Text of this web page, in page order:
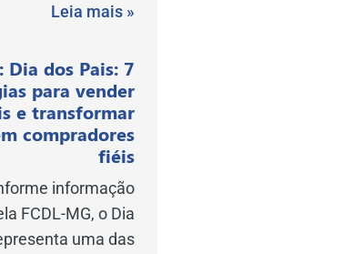
Leia mais »
Dia dos Pais: 7
para vender
e transformar
compradores
fiéis
informação
FCDL-MG, o Dia
uma das